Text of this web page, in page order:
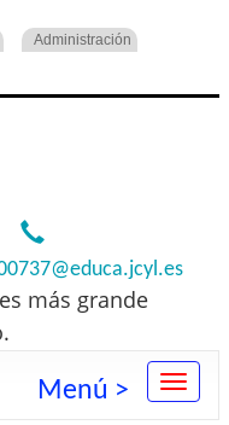
Administración
más grande
Menú >